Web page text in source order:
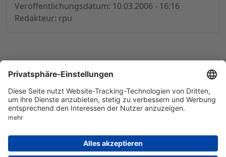
Veröffentlichungsdatum: 10.03.2006 - 16:16
Redakteur: rpu
© 1998-2026by GSC Research GmbH
Datenschutz